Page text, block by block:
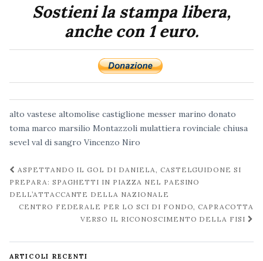
Sostieni la stampa libera,
anche con 1 euro.
alto vastese altomolise castiglione messer marino donato
toma marco marsilio Montazzoli mulattiera rovinciale chiusa
sevel val di sangro Vincenzo Niro
Navigazione
post
ASPETTANDO IL GOL DI DANIELA, CASTELGUIDONE SI
PREPARA: SPAGHETTI IN PIAZZA NEL PAESINO
DELL’ATTACCANTE DELLA NAZIONALE
CENTRO FEDERALE PER LO SCI DI FONDO, CAPRACOTTA
VERSO IL RICONOSCIMENTO DELLA FISI
ARTICOLI RECENTI